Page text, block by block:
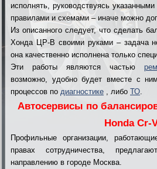
исполнять, руководствуясь
правилами и схемами – иначе можно
Из описанного следует, что сделать
Хонда ЦР-В своими руками – задача
она качественно исполнена только
Эти работы являются частью
возможно, удобно будет вместе с
процессов по диагностике , либо ТО
Автосервисы по
Honda Cr-
Профильные организации,
правах сотрудничества,
направлению в городе Москва.